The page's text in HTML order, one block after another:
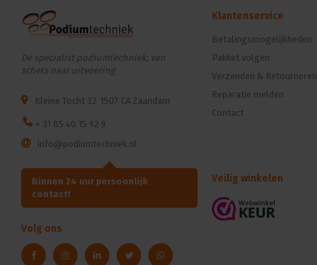
Dé specialist podiumtechniek; van
schets naar uitvoering
Kleine Tocht 32 1507 CA Zaandam
+ 31 85 40 15 92 9
info@podiumtechniek.nl
Binnen 24 uur persoonlijk
contact!
Volg ons
Klantenservice
Betalingsmogelijkheden
Pakket volgen
Verzenden & Retourneren
Reparatie melden
Contact
Veilig winkelen